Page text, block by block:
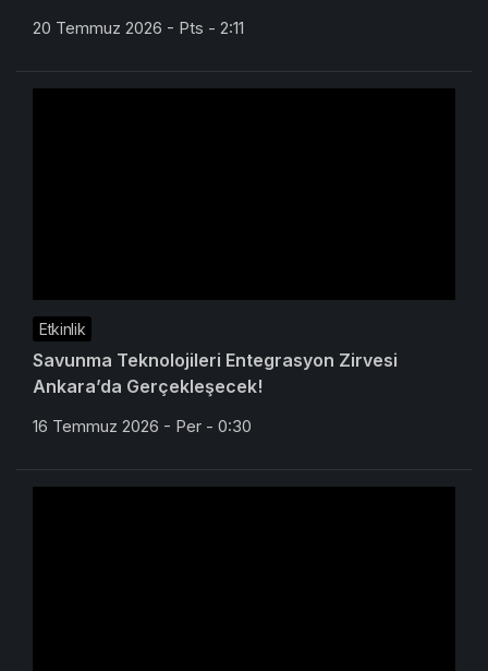
20 Temmuz 2026 - Pts - 2:11
Etkinlik
Savunma Teknolojileri Entegrasyon Zirvesi
Ankara’da Gerçekleşecek!
16 Temmuz 2026 - Per - 0:30